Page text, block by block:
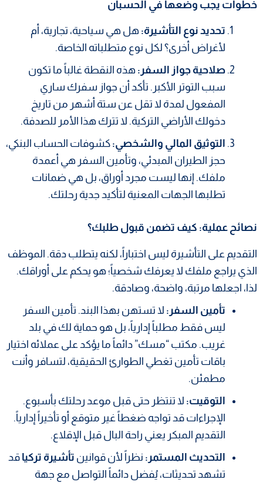
خطوات يجب وضعها في الحسبان
تحديد نوع التأشيرة: هل هي سياحية، تجارية، أم
لأغراض أخرى؟ لكل نوع متطلباته الخاصة.
صلاحية جواز السفر: هذه النقطة غالباً ما تكون
سبب التوتر الأكبر. تأكد أن جواز سفرك ساري
المفعول لمدة لا تقل عن ستة أشهر من تاريخ
دخولك الأراضي التركية. لا تترك هذا الأمر للصدفة.
التوثيق المالي والشخصي: كشوفات الحساب البنكي،
حجز الطيران المبدئي، وتأمين السفر هي أعمدة
ملفك. إنها ليست مجرد أوراق، بل هي ضمانات
تطلبها الجهات المعنية لتأكيد جدية رحلتك.
نصائح عملية: كيف تضمن قبول طلبك؟
التقديم على التأشيرة ليس اختباراً، لكنه يتطلب دقة. الموظف
الذي يراجع ملفك لا يعرفك شخصياً؛ هو يحكم على أوراقك.
لذا، اجعلها مرتبة، واضحة، وصادقة.
تأمين السفر: لا تستهن بهذا البند. تأمين السفر
ليس فقط مطلباً إدارياً، بل هو حماية لك في بلد
غريب. مكتب “مسك” دائماً ما يؤكد على عملائه اختيار
باقات تأمين تغطي الطوارئ الحقيقية، لتسافر وأنت
مطمئن.
التوقيت: لا تنتظر حتى قبل موعد رحلتك بأسبوع.
الإجراءات قد تواجه ضغطاً غير متوقع أو تأخيراً إدارياً.
التقديم المبكر يعني راحة البال قبل الإقلاع.
التحديث المستمر: نظراً لأن قوانين تأشيرة تركيا قد
تشهد تحديثات، يُفضل دائماً التواصل مع جهة